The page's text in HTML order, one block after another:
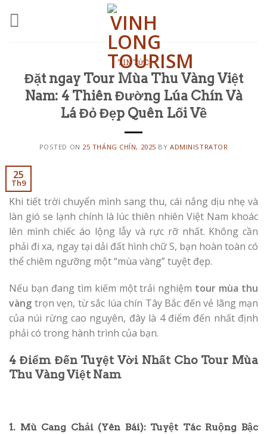
TIN TỨC
Đặt ngay Tour Mùa Thu Vàng Việt
Nam: 4 Thiên Đường Lúa Chín Và
Lá Đỏ Đẹp Quên Lối Về
POSTED ON 25 THÁNG CHÍN, 2025 BYADMINISTRATOR
25
Th9
Khi tiết trời chuyển mình sang thu, cái nắng dịu nhẹ và
làn gió se lạnh chính là lúc thiên nhiên Việt Nam khoác
lên mình chiếc áo lộng lẫy và rực rỡ nhất. Không cần
phải đi xa, ngay tại dải đất hình chữ S, bạn hoàn toàn có
thể chiêm ngưỡng một “mùa vàng” tuyệt đẹp.
Nếu bạn đang tìm kiếm một trải nghiệm tour mùa thu
vàng trọn vẹn, từ sắc lúa chín Tây Bắc đến vẻ lãng mạn
của núi rừng cao nguyên, đây là 4 điểm đến nhất định
phải có trong hành trình của bạn.
4 Điểm Đến Tuyệt Vời Nhất Cho Tour Mùa
Thu Vàng Việt Nam
1. Mù Cang Chải (Yên Bái): Tuyệt Tác Ruộng Bậc